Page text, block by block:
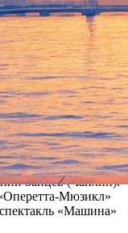
жюри «Золотой
в точности
вещей. Так
оперы и балета
делили между
мюзикла Москва, а
мюзикл
Лучшим
лучшими названы
Мария
Зайцев (Чаплин).
Мюзикл»
«Машина»